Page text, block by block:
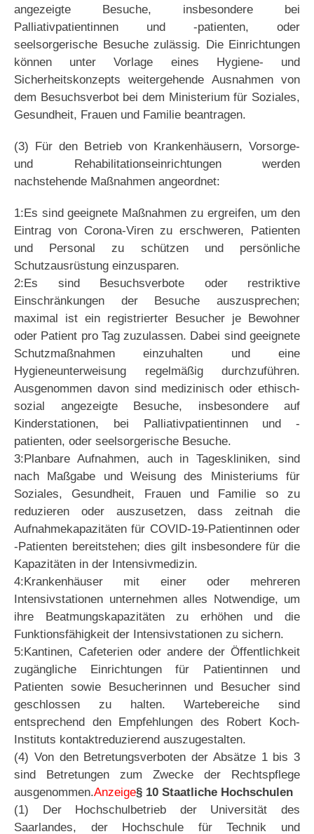
angezeigte Besuche, insbesondere bei
Palliativpatientinnen und -patienten, oder
seelsorgerische Besuche zulässig. Die Einrichtungen
können unter Vorlage eines Hygiene- und
Sicherheitskonzepts weitergehende Ausnahmen von
dem Besuchsverbot bei dem Ministerium für Soziales,
Gesundheit, Frauen und Familie beantragen.
(3) Für den Betrieb von Krankenhäusern, Vorsorge-
und Rehabilitationseinrichtungen werden
nachstehende Maßnahmen angeordnet:
1:Es sind geeignete Maßnahmen zu ergreifen, um den
Eintrag von Corona-Viren zu erschweren, Patienten
und Personal zu schützen und persönliche
Schutzausrüstung einzusparen.
2:Es sind Besuchsverbote oder restriktive
Einschränkungen der Besuche auszusprechen;
maximal ist ein registrierter Besucher je Bewohner
oder Patient pro Tag zuzulassen. Dabei sind geeignete
Schutzmaßnahmen einzuhalten und eine
Hygieneunterweisung regelmäßig durchzuführen.
Ausgenommen davon sind medizinisch oder ethisch-
sozial angezeigte Besuche, insbesondere auf
Kinderstationen, bei Palliativpatientinnen und -
patienten, oder seelsorgerische Besuche.
3:Planbare Aufnahmen, auch in Tageskliniken, sind
nach Maßgabe und Weisung des Ministeriums für
Soziales, Gesundheit, Frauen und Familie so zu
reduzieren oder auszusetzen, dass zeitnah die
Aufnahmekapazitäten für COVID-19-Patientinnen oder
-Patienten bereitstehen; dies gilt insbesondere für die
Kapazitäten in der Intensivmedizin.
4:Krankenhäuser mit einer oder mehreren
Intensivstationen unternehmen alles Notwendige, um
ihre Beatmungskapazitäten zu erhöhen und die
Funktionsfähigkeit der Intensivstationen zu sichern.
5:Kantinen, Cafeterien oder andere der Öffentlichkeit
zugängliche Einrichtungen für Patientinnen und
Patienten sowie Besucherinnen und Besucher sind
geschlossen zu halten. Wartebereiche sind
entsprechend den Empfehlungen des Robert Koch-
Instituts kontaktreduzierend auszugestalten.
(4) Von den Betretungsverboten der Absätze 1 bis 3
sind Betretungen zum Zwecke der Rechtspflege
ausgenommen.Anzeige§ 10 Staatliche Hochschulen
(1) Der Hochschulbetrieb der Universität des
Saarlandes, der Hochschule für Technik und